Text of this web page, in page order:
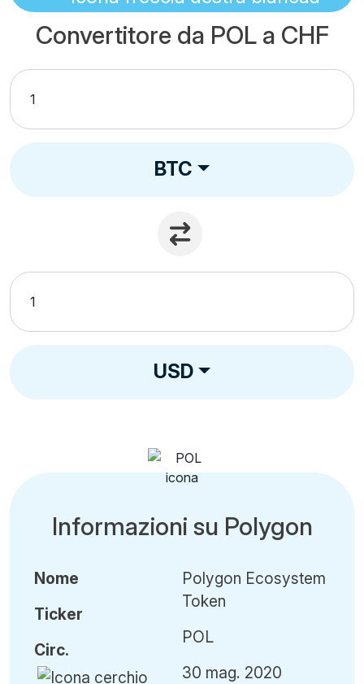
Convertitore da POL a CHF
BTC
USD
Informazioni su Polygon
Nome
Ticker
Circ.
Polygon Ecosystem
Token
POL
30 mag. 2020